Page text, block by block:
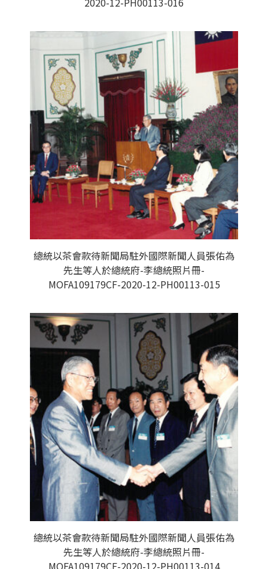
總統以茶會款待新聞局駐外國際新聞人員張佑為
先生等人於總統府-李總統照片冊-
MOFA109179CF-2020-12-PH00113-015
總統以茶會款待新聞局駐外國際新聞人員張佑為
先生等人於總統府-李總統照片冊-
MOFA109179CF-2020-12-PH00113-014